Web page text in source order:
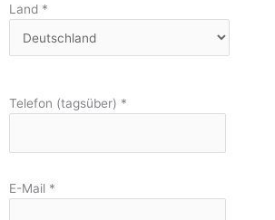
Land *
Telefon (tagsüber) *
E-Mail *